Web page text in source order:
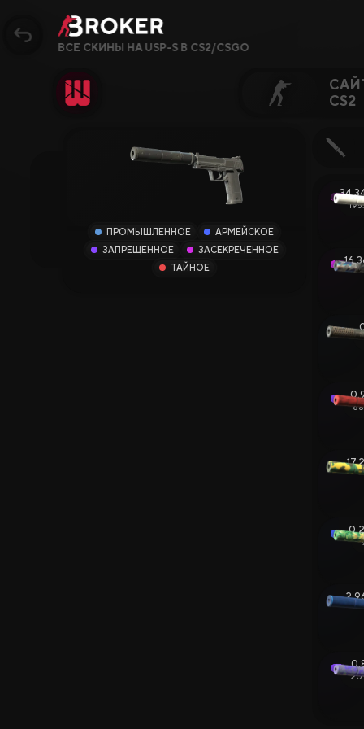
Сайты, Режимы,
Сайты CS2
Крипто-сайты
Новые Сайты
ВСЕ СКИНЫ НА USP-S В CS2/CSGO
CS2
ПРОМЫШЛЕННОЕ
АРМЕЙСКОЕ
ЗАПРЕЩЕННОЕ
ЗАСЕКРЕЧЕННОЕ
ТАЙНОЕ